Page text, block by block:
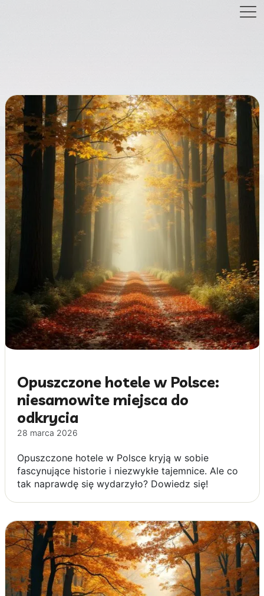
Opuszczone hotele w Polsce:
niesamowite miejsca do
odkrycia
28 marca 2026
Opuszczone hotele w Polsce kryją w sobie
fascynujące historie i niezwykłe tajemnice. Ale co
tak naprawdę się wydarzyło? Dowiedz się!